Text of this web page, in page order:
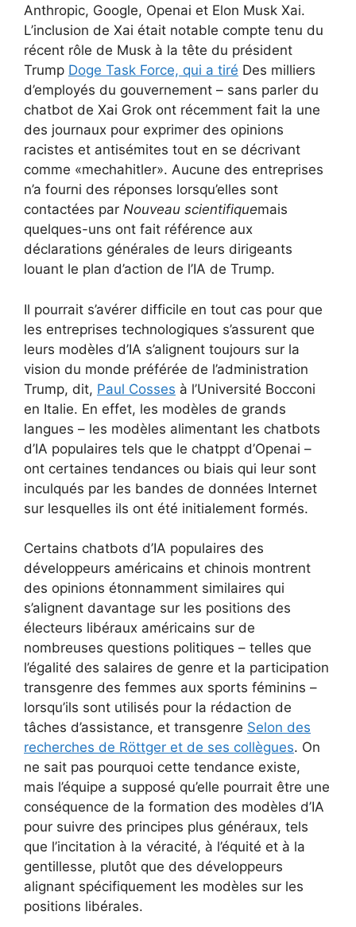
Anthropic, Google, Openai et Elon Musk Xai.
L’inclusion de Xai était notable compte tenu du
récent rôle de Musk à la tête du président
Trump Doge Task Force, qui a tiré Des milliers
d’employés du gouvernement – sans parler du
chatbot de Xai Grok ont récemment fait la une
des journaux pour exprimer des opinions
racistes et antisémites tout en se décrivant
comme «mechahitler». Aucune des entreprises
n’a fourni des réponses lorsqu’elles sont
contactées par Nouveau scientifiquemais
quelques-uns ont fait référence aux
déclarations générales de leurs dirigeants
louant le plan d’action de l’IA de Trump.
Il pourrait s’avérer difficile en tout cas pour que
les entreprises technologiques s’assurent que
leurs modèles d’IA s’alignent toujours sur la
vision du monde préférée de l’administration
Trump, dit, Paul Cosses à l’Université Bocconi
en Italie. En effet, les modèles de grands
langues – les modèles alimentant les chatbots
d’IA populaires tels que le chatppt d’Openai –
ont certaines tendances ou biais qui leur sont
inculqués par les bandes de données Internet
sur lesquelles ils ont été initialement formés.
Certains chatbots d’IA populaires des
développeurs américains et chinois montrent
des opinions étonnamment similaires qui
s’alignent davantage sur les positions des
électeurs libéraux américains sur de
nombreuses questions politiques – telles que
l’égalité des salaires de genre et la participation
transgenre des femmes aux sports féminins –
lorsqu’ils sont utilisés pour la rédaction de
tâches d’assistance, et transgenre Selon des
recherches de Röttger et de ses collègues. On
ne sait pas pourquoi cette tendance existe,
mais l’équipe a supposé qu’elle pourrait être une
conséquence de la formation des modèles d’IA
pour suivre des principes plus généraux, tels
que l’incitation à la véracité, à l’équité et à la
gentillesse, plutôt que des développeurs
alignant spécifiquement les modèles sur les
positions libérales.